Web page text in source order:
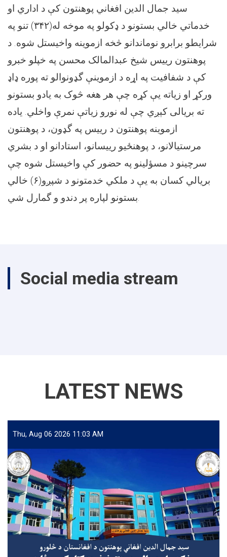
سيد جمال الدين افغاني پوهنتون کې د اداري او
خدماتي خالي بستونو د ډکولو په موخه له(۳۴۲) تنو په
شرايطو برابرو نوماندانو څخه ازموینه واخيستل شوه. د
پوهنتون رييس شيخ عبدالمالک محسن په خپلو خبرو
کې د شفافيت په اړه د ازموینې گډونوالو ته پوره ډاډ
ورکړ او زياته یې کړه چې هر هغه څوک به يادو بستونو
ته بريالی کېږي چې له نورو زیاتې نمرې واخلي. ياده
ازموينه پوهنتون د رييس په گډون، د پوهنتون
مرستيالانو، د پوهنځيو رييسانو، استادانو او د بشري
سرچينو د مسؤلينو په حضور کې واخيستل شوه چې
بريالي کسان به يې د ملکي خدمتونو د شپږو(۶) خالي
بستونو لپاره پر دندو و گمارل شي.
Social media stream
LATEST NEWS
Thu, Aug 06 2026 11:03 AM